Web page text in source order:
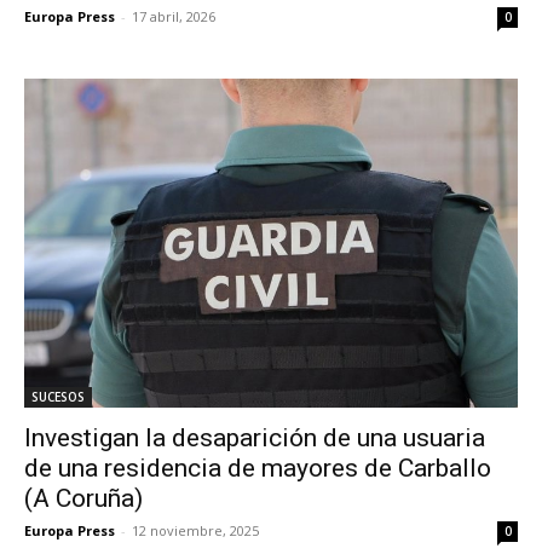
Europa Press - 17 abril, 2026 0
SUCESOS
Investigan la desaparición de una usuaria
de una residencia de mayores de Carballo
(A Coruña)
Europa Press - 12 noviembre, 2025 0